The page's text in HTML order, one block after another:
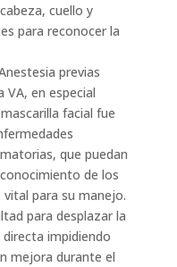
cuello y
para reconocer la
previas
VA, en especial
facial fue
que puedan
de los
para su manejo.
para desplazar la
impidiendo
mejora durante el